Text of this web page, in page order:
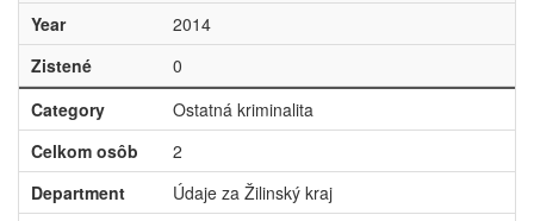
Year
2014
Zistené
0
Category
Ostatná kriminalita
Celkom osôb
2
Department
Údaje za Žilinský kraj